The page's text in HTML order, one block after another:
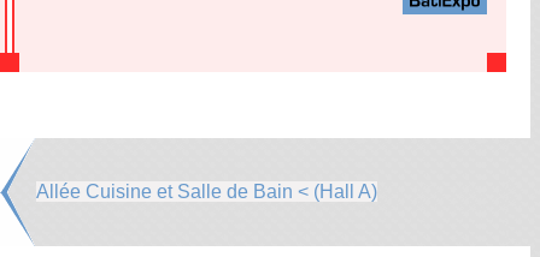
Allée Cuisine et Salle de Bain < (Hall A)